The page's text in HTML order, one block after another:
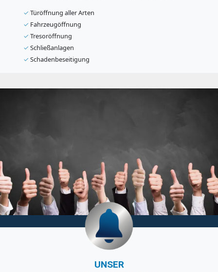
✓ Türöffnung aller Arten
✓ Fahrzeugöffnung
✓ Tresoröffnung
✓ Schließanlagen
✓ Schadenbeseitigung
UNSER